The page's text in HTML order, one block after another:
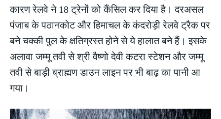
कारण रेलवे ने 18 ट्रेनों को कैंसिल कर दिया है। दरअसल
पंजाब के पठानकोट और हिमाचल के कंदरोड़ी रेलवे ट्रैक पर
बने चक्की पुल के क्षतिग्रस्त होने से ये हालात बने हैं। इसके
अलावा जम्मू तवी से श्री वैष्णो देवी कटरा स्टेशन और जम्मू
तवी से बाड़ी ब्राह्मण डाउन लाइन पर भी बाढ़ का पानी आ
गया।